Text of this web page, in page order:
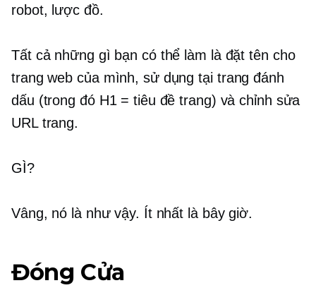
robot, lược đồ.
Tất cả những gì bạn có thể làm là đặt tên cho
trang web của mình, sử dụngtại trang đánh
dấu (trong đó H1 = tiêu đề trang) và chỉnh sửa
URL trang.
GÌ?
Vâng, nó là như vậy. Ít nhất là bây giờ.
Đóng Cửa